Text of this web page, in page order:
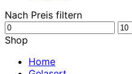
Nach Preis filtern
Min.
Preis
Max.
Shop
Home